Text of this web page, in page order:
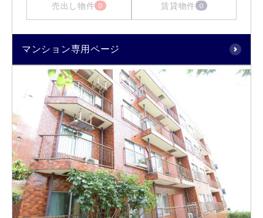
売出し物件 0 賃貸物件 0
マンション専用ページ